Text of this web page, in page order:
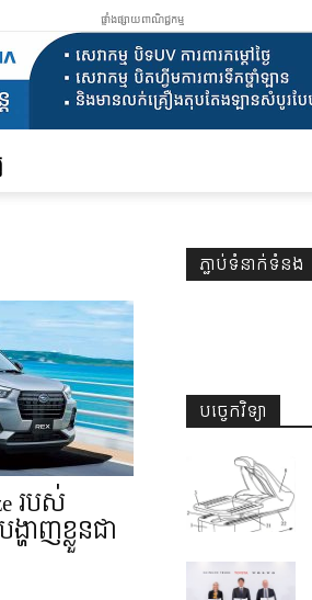
ផ្ទាំងផ្សាយពាណិជ្ជកម្ម
របស់
ហាញខ្លួនជា
ភ្ជាប់ទំនាក់ទំនង
បច្ចេកវិទ្យា